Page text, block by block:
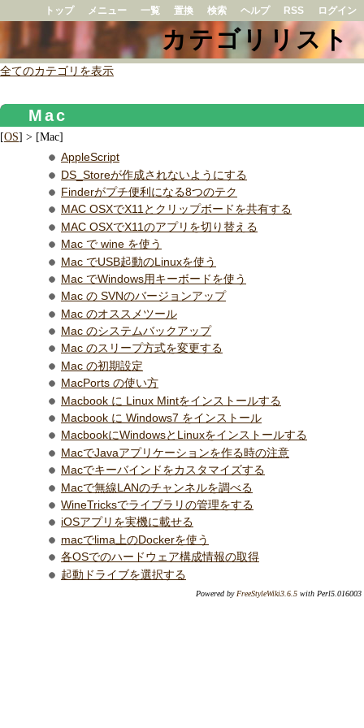
トップ メニュー 一覧 置換 検索 ヘルプ RSS ログイン
カテゴリリスト
全てのカテゴリを表示
Mac
[OS] > [Mac]
AppleScript
DS_Storeが作成されないようにする
Finderがプチ便利になる8つのテク
MAC OSXでX11とクリップボードを共有する
MAC OSXでX11のアプリを切り替える
Mac で wine を使う
Mac でUSB起動のLinuxを使う
Mac でWindows用キーボードを使う
Mac の SVNのバージョンアップ
Mac のオススメツール
Mac のシステムバックアップ
Mac のスリープ方式を変更する
Mac の初期設定
MacPorts の使い方
Macbook に Linux Mintをインストールする
Macbook に Windows7 をインストール
MacbookにWindowsとLinuxをインストールする
MacでJavaアプリケーションを作る時の注意
Macでキーバインドをカスタマイズする
Macで無線LANのチャンネルを調べる
WineTricksでライブラリの管理をする
iOSアプリを実機に載せる
macでlima上のDockerを使う
各OSでのハードウェア構成情報の取得
起動ドライブを選択する
Powered by FreeStyleWiki3.6.5 with Perl5.016003